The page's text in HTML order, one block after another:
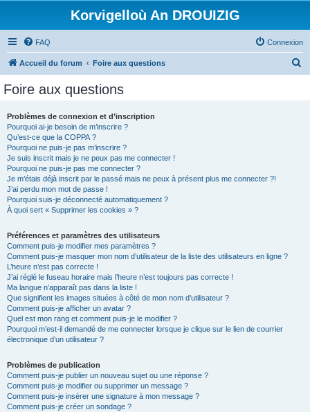
Korvigelloù An DROUIZIG
FAQ Connexion
Accueil du forum Foire aux questions
Foire aux questions
Problèmes de connexion et d’inscription
Pourquoi ai-je besoin de m’inscrire ?
Qu’est-ce que la COPPA ?
Pourquoi ne puis-je pas m’inscrire ?
Je suis inscrit mais je ne peux pas me connecter !
Pourquoi ne puis-je pas me connecter ?
Je m’étais déjà inscrit par le passé mais ne peux à présent plus me connecter ?!
J’ai perdu mon mot de passe !
Pourquoi suis-je déconnecté automatiquement ?
À quoi sert « Supprimer les cookies » ?
Préférences et paramètres des utilisateurs
Comment puis-je modifier mes paramètres ?
Comment puis-je masquer mon nom d’utilisateur de la liste des utilisateurs en ligne ?
L’heure n’est pas correcte !
J’ai réglé le fuseau horaire mais l’heure n’est toujours pas correcte !
Ma langue n’apparaît pas dans la liste !
Que signifient les images situées à côté de mon nom d’utilisateur ?
Comment puis-je afficher un avatar ?
Quel est mon rang et comment puis-je le modifier ?
Pourquoi m’est-il demandé de me connecter lorsque je clique sur le lien de courrier
électronique d’un utilisateur ?
Problèmes de publication
Comment puis-je publier un nouveau sujet ou une réponse ?
Comment puis-je modifier ou supprimer un message ?
Comment puis-je insérer une signature à mon message ?
Comment puis-je créer un sondage ?